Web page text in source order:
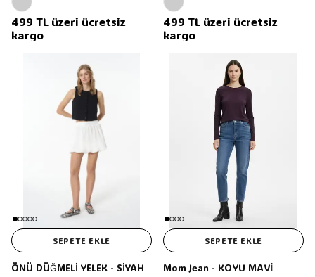
499 TL üzeri ücretsiz
kargo
499 TL üzeri ücretsiz
kargo
SEPETE EKLE
ÖNÜ DÜĞMELİ YELEK - SİYAH
SEPETE EKLE
Mom Jean - KOYU MAVİ